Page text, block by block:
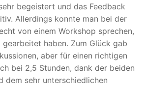
begeistert und das Feedback
Allerdings konnte man bei der
von einem Workshop sprechen,
haben. Zum Glück gab
aber für einen richtigen
bei 2,5 Stunden, dank der beiden
dem sehr unterschiedlichen